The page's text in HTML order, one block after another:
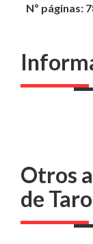
Nº páginas:
Otros
de